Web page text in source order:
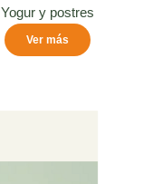
Yogur y postres
Ver más